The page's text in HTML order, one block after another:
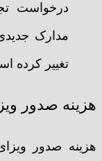
درخواست
مدارک
تغییر کرده
هزینه صدور